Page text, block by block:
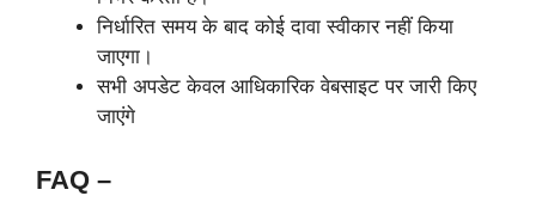
निर्धारित समय के बाद कोई दावा स्वीकार नहीं किया
जाएगा।
सभी अपडेट केवल आधिकारिक वेबसाइट पर जारी किए
जाएंगे
FAQ –